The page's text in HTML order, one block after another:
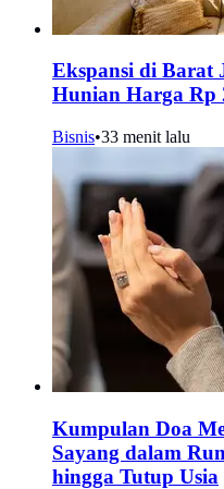
Ekspansi di Barat
Hunian Harga Rp
Bisnis•33 menit lalu
Kumpulan Doa
Sayang dalam
hingga Tutup Usia